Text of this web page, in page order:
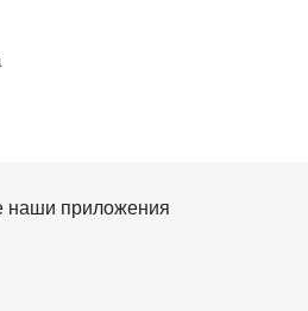
наши приложения